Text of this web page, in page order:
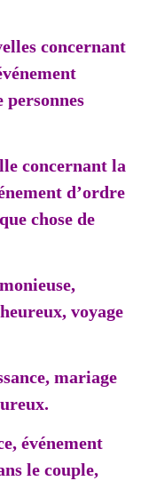
concernant
concernant la
d’ordre
chose de
voyage
mariage
événement
le couple,